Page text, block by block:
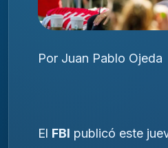
Por Juan Pablo Ojeda
El FBI publicó este